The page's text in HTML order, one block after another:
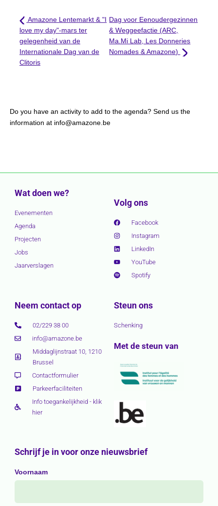
Amazone Lentemarkt & "I
love my day"-mars ter
gelegenheid van de
Internationale Dag van de
Clitoris
Dag voor Eenoudergezinnen
& Weggeefactie (ARC,
Ma.Mi Lab, Les Donneries
Nomades & Amazone)
Do you have an activity to add to the agenda? Send us the
information at info@amazone.be
Wat doen we?
Evenementen
Agenda
Projecten
Jobs
Jaarverslagen
Volg ons
Facebook
Instagram
LinkedIn
YouTube
Spotify
Neem contact op
02/229 38 00
info@amazone.be
Middaglijnstraat 10, 1210
Brussel
Contactformulier
Parkeerfaciliteiten
Info toegankelijkheid - klik
hier
Steun ons
Schenking
Met de steun van
Schrijf je in voor onze nieuwsbrief
Voornaam